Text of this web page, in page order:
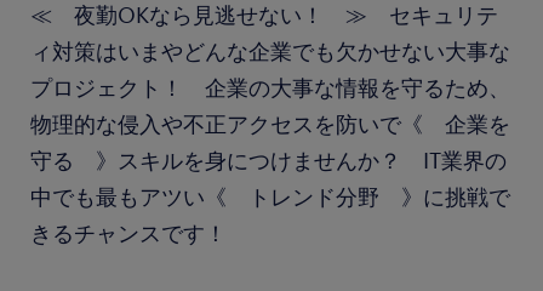
≪ 夜勤OKなら見逃せない！ ≫ セキュリテ
ィ対策はいまやどんな企業でも欠かせない大事な
プロジェクト！ 企業の大事な情報を守るため、
物理的な侵入や不正アクセスを防いで《 企業を
守る 》スキルを身につけませんか？ IT業界の
中でも最もアツい《 トレンド分野 》に挑戦で
きるチャンスです！